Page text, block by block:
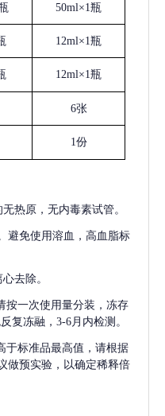
50ml×1瓶
12ml×1瓶
12ml×1瓶
6张
1份
热原，无内毒素试管。
避免使用溶血，高血脂标
去除。
按一次使用量分装，冻存
复冻融，3-6月内检测。
于标准品最高值，请根据
做预实验，以确定稀释倍